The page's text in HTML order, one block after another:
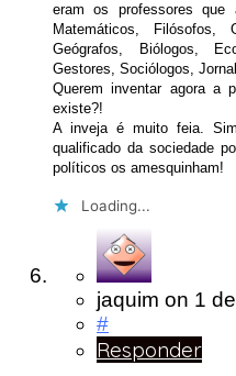
eram os professores
Matemáticos, Filósofos,
Geógrafos, Biólogos,
Gestores, Sociólogos,
Querem inventar agora a
existe?!
A inveja é muito feia.
qualificado da sociedade
políticos os amesquinham!
Loading...
jaquim on 1
#
Responder